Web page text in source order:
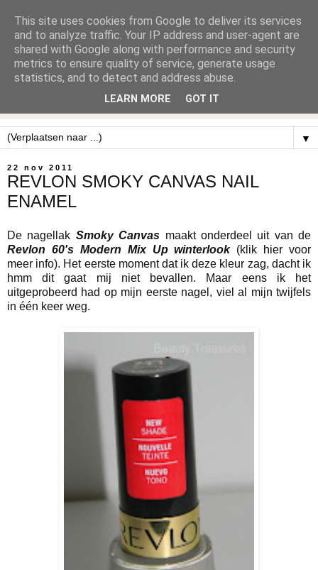
▼
22 nov 2011
REVLON SMOKY CANVAS NAIL
ENAMEL
De nagellak Smoky Canvas maakt onderdeel uit van de
Revlon 60's Modern Mix Up winterlook(klik hier voor
meer info). Het eerste moment dat ik deze kleur zag, dacht ik
hmm dit gaat mij niet bevallen. Maar eens ik het
uitgeprobeerd had op mijn eerste nagel, viel al mijn twijfels
in één keer weg.
This site uses cookies from Google to deliver its services
and to analyze traffic. Your IP address and user-agent are
shared with Google along with performance and security
metrics to ensure quality of service, generate usage
statistics, and to detect and address abuse.
LEARN MORE GOT IT